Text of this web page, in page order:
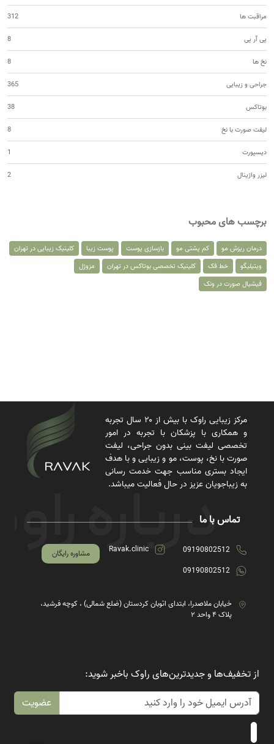
مراقبت ها 312
پی آر پی 8
نخ ها 8
جراحی و زیبایی 365
بوتاکس 38
لیفت صورت با نخ 8
دیسپورت 1
لیزر واژینال 2
برچسب های محبوب
درمان ریزش مو کم پشتی مو بازسازی پوست پوست زیبا
کلینیک زیبایی در تهران
ویتیلیگو
خط فک کلینیک تخصصی بوتاکس در تهران
مزوژل
فیشیال صورت در ونک
مرکز زیبایی راوک با بیش از ۲۰ سال تجربه
و همکاری با پزشکان با تجربه در امور
تخصصی لیفت بینی بدون جراحی، لیفت
صورت با نخ، پوست، مو و زیبایی و با هدف
ایجاد بستری مناسب جهت خدمت رسانی
به زیباجویان عزیز در حال فعالیت میباشد.
تماس با ما
09190802512
09190802512
Ravak.clinic مشاوره رایگان
خیابان ملاصدرا، ابتدای اتوبان کردستان (ضلع شمالی) ، کوچه فرشید،
پلاک ۴ واحد ۲
از تخفیف‌ها و جدیدترین‌های راوک باخبر شوید:
عضویت